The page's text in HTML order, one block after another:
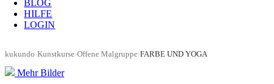
BLOG
HILFE
LOGIN
kukundo›Kunstkurse›Offene Malgruppe›FARBE UND YOGA
Mehr Bilder